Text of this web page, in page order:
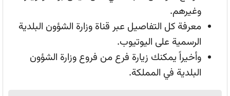
وغيرهم.
معرفة كل التفاصيل عبر قناة وزارة الشؤون البلدية
الرسمية على اليوتيوب.
وأخيراً يمكنك زيارة فرع من فروع وزارة الشؤون
البلدية في المملكة.